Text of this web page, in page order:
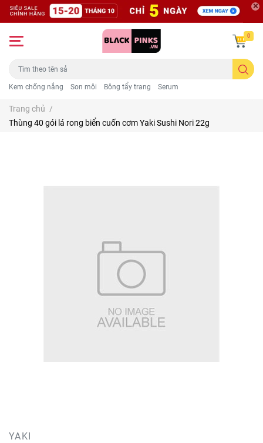
Kem chống nắng Son môi Bông tẩy trang Serum
0
Trang chủ /
Thùng 40 gói lá rong biển cuốn cơm Yaki Sushi Nori 22g
YAKI